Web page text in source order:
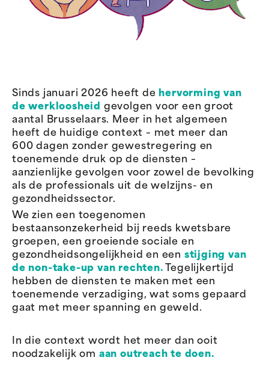
Sinds januari 2026 heeft de hervorming van
de werkloosheid gevolgen voor een groot
aantal Brusselaars. Meer in het algemeen
heeft de huidige context – met meer dan
600 dagen zonder gewestregering en
toenemende druk op de diensten –
aanzienlijke gevolgen voor zowel de bevolking
als de professionals uit de welzijns- en
gezondheidssector.
We zien een toegenomen
bestaansonzekerheid bij reeds kwetsbare
groepen, een groeiende sociale en
gezondheidsongelijkheid en een stijging van
de non-take-up van rechten. Tegelijkertijd
hebben de diensten te maken met een
toenemende verzadiging, wat soms gepaard
gaat met meer spanning en geweld.
In die context wordt het meer dan ooit
noodzakelijk om aan outreach te doen.